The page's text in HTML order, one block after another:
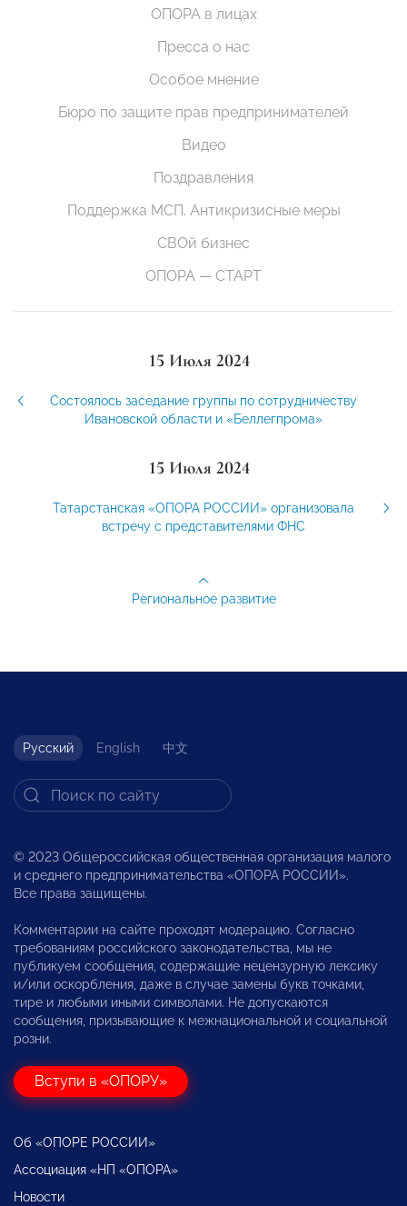
ОПОРА в лицах
Пресса о нас
Особое мнение
Бюро по защите прав предпринимателей
Видео
Поздравления
Поддержка МСП. Антикризисные меры
СВОй бизнес
ОПОРА — СТАРТ
15 Июля 2024
Состоялось заседание группы по сотрудничеству
Ивановской области и «Беллегпрома»
15 Июля 2024
Татарстанская «ОПОРА РОССИИ» организовала
встречу с представителями ФНС
Региональное развитие
Русский English 中文
© 2023 Общероссийская общественная организация малого
и среднего предпринимательства «ОПОРА РОССИИ».
Все права защищены.
Комментарии на сайте проходят модерацию. Согласно
требованиям российского законодательства, мы не
публикуем сообщения, содержащие нецензурную лексику
и/или оскорбления, даже в случае замены букв точками,
тире и любыми иными символами. Не допускаются
сообщения, призывающие к межнациональной и социальной
розни.
Вступи в «ОПОРУ»
Об «ОПОРЕ РОССИИ»
Ассоциация «НП «ОПОРА»
Новости